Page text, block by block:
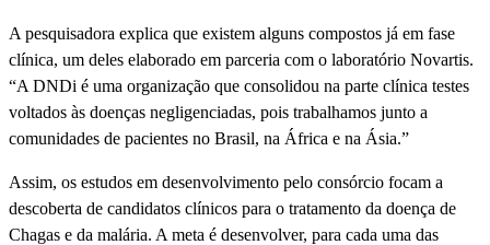
A pesquisadora explica que existem alguns compostos já em fase
clínica, um deles elaborado em parceria com o laboratório Novartis.
“A DNDi é uma organização que consolidou na parte clínica testes
voltados às doenças negligenciadas, pois trabalhamos junto a
comunidades de pacientes no Brasil, na África e na Ásia.”
Assim, os estudos em desenvolvimento pelo consórcio focam a
descoberta de candidatos clínicos para o tratamento da doença de
Chagas e da malária. A meta é desenvolver, para cada uma das